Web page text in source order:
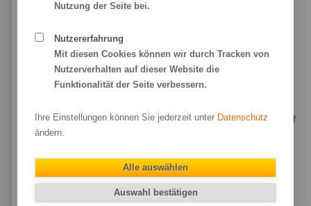
Baumwolle
(308 g/m²) mit höchster Archivqualität für Galerie-
und Sammlerdrucke. Photo Matt Fibre ist leichter,
zellulosebasiert und deutlich günstiger – die richtige Wahl für
den täglichen Einsatz und hochwertige Posterdrucke.
Welche Formate und Größen bieten Sie für Drucke auf
Hahnemühle Photo Matt Fibre an?
bis zu einer Größe von 105 x 250 cm
Wunschformat.
Nutzung der Seite bei.
Nutzererfahrung
Mit diesen Cookies können wir durch Tracken von
Nutzerverhalten auf dieser Website die
Funktionalität der Seite verbessern.
Ihre Einstellungen können Sie jederzeit unter Datenschutz
ändern.
Alle auswählen
Auswahl bestätigen